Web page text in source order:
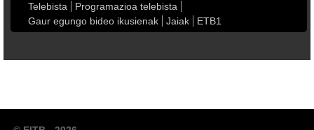
Telebista
Programazioa telebista
Gaur egungo bideo ikusienak
Jaiak ETB1